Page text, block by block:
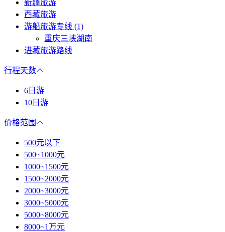
新疆旅游
西藏旅游
游船旅游专线 (1)
重庆三峡湖南
进藏旅游路线
行程天数
6日游
10日游
价格范围
500元以下
500~1000元
1000~1500元
1500~2000元
2000~3000元
3000~5000元
5000~8000元
8000~1万元